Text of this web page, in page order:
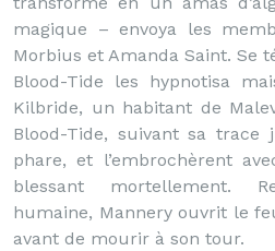
magique – envoya les
Morbius et Amanda Saint. Se
Blood-Tide les hypnotisa
Kilbride, un habitant de
Blood-Tide, suivant sa trace
phare, et l’embrochèrent
blessant mortellement.
humaine, Mannery ouvrit le
avant de mourir à son tour.